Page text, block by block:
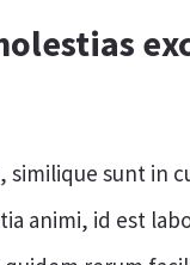
similique sunt in
animi, id est